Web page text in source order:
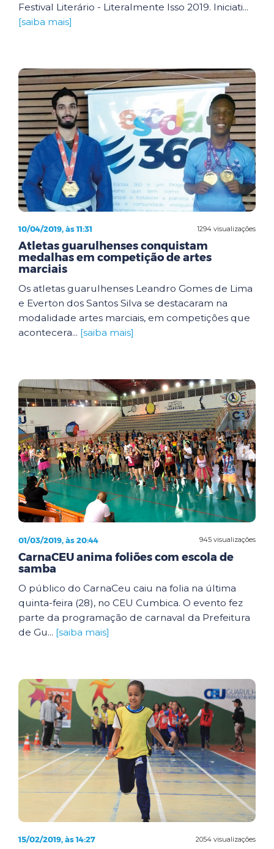
Festival Literário - Literalmente Isso 2019. Iniciati...
[saiba mais]
1294 visualizações
10/04/2019, às 11:31
Atletas guarulhenses conquistam
medalhas em competição de artes
marciais
Os atletas guarulhenses Leandro Gomes de Lima
e Everton dos Santos Silva se destacaram na
modalidade artes marciais, em competições que
acontecera... [saiba mais]
945 visualizações
01/03/2019, às 20:44
CarnaCEU anima foliões com escola de
samba
O público do CarnaCeu caiu na folia na última
quinta-feira (28), no CEU Cumbica. O evento fez
parte da programação de carnaval da Prefeitura
de Gu... [saiba mais]
2054 visualizações
15/02/2019, às 14:27